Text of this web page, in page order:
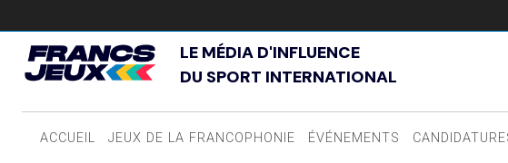
LE MÉDIA D'INFLUENCE
DU SPORT INTERNATIONAL
ACCUEIL JEUX DE LA FRANCOPHONIE ÉVÉNEMENTS